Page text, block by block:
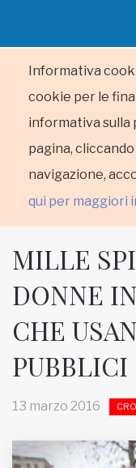
Informativa
cookie per le
informativa sulla
pagina,
navigazione,
qui per maggiori
HOME
RUBRICHE
Inviateci le vostre
MILLE
DONNE
CHE
PUBBLICI
13 marzo 2016